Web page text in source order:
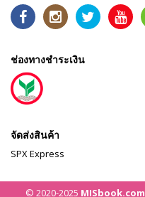
ช่องทางชำระเงิน
จัดส่งสินค้า
SPX Express
© 2020-2025 MISbook.com